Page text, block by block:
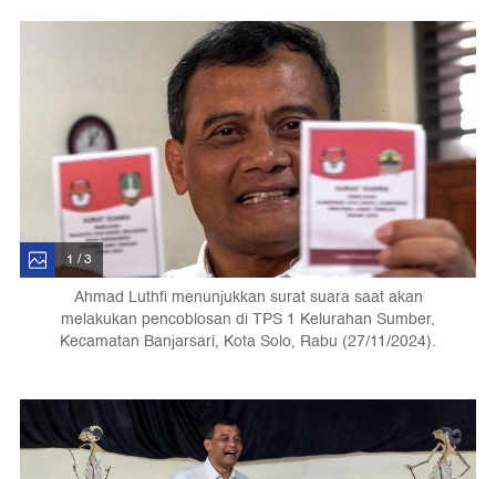
1 / 3
Ahmad Luthfi menunjukkan surat suara saat akan
melakukan pencoblosan di TPS 1 Kelurahan Sumber,
Kecamatan Banjarsari, Kota Solo, Rabu (27/11/2024).